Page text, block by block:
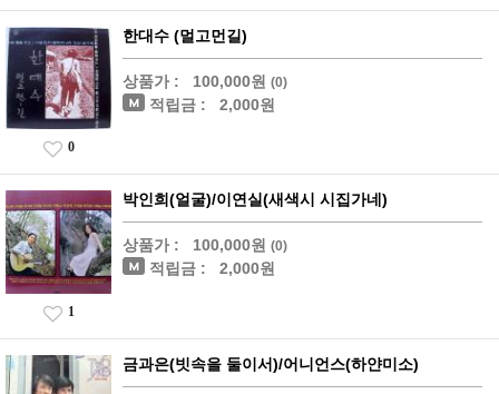
한대수 (멀고먼길)
상품가 : 100,000원 (0)
적립금 : 2,000원
0
박인희(얼굴)/이연실(새색시 시집가네)
상품가 : 100,000원 (0)
적립금 : 2,000원
1
금과은(빗속을 둘이서)/어니언스(하얀미소)